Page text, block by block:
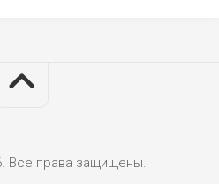
Все права защищены.